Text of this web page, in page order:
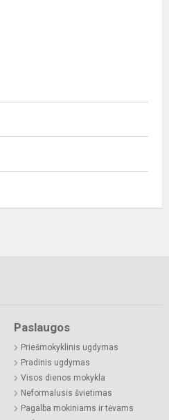
Paslaugos
Priešmokyklinis ugdymas
Pradinis ugdymas
Visos dienos mokykla
Neformalusis švietimas
Pagalba mokiniams ir tėvams